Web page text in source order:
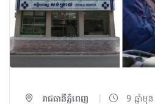
រាជធានីភ្នំពេញ | 9 ឆ្នាំមុន